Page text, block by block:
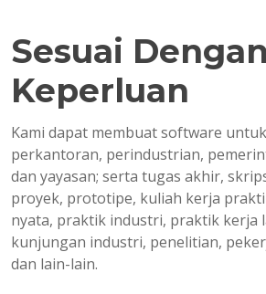
Sesuai Dengan
Keperluan
Kami dapat membuat software
perkantoran, perindustrian,
dan yayasan; serta tugas akhir,
proyek, prototipe, kuliah kerja
nyata, praktik industri, praktik kerja
kunjungan industri, penelitian,
dan lain-lain.